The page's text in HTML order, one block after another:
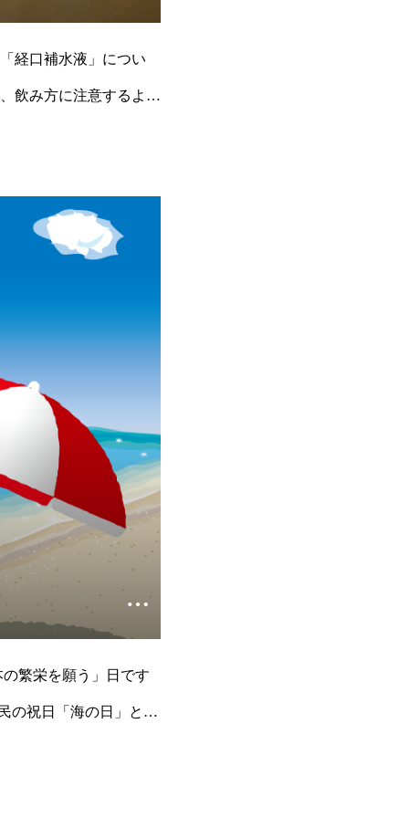
経口補水液」につい
飲み方に注意するよう
繁栄を願う」日です
の祝日「海の日」とし